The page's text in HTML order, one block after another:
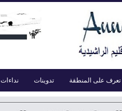
تعرف على المنطقة تدوينات نداءات